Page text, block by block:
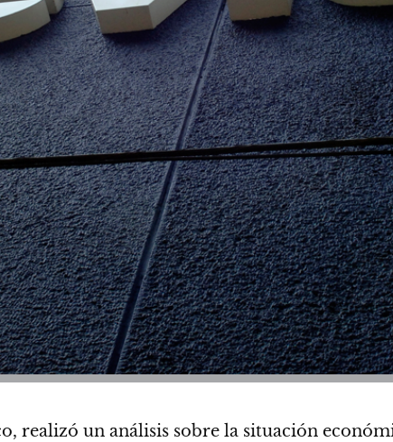
realizó un análisis sobre la situación